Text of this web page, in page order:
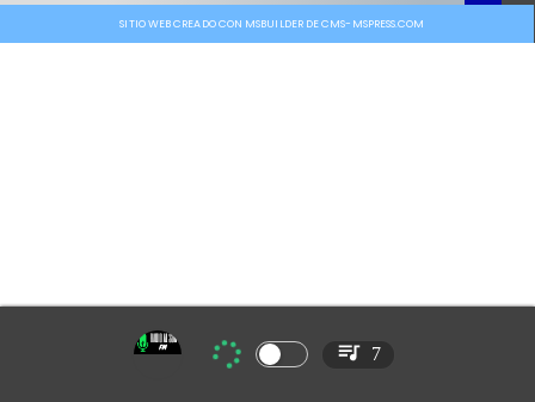
SITIO WEB CREADO CON MSBUILDER DE CMS-MSPRESS.COM
7